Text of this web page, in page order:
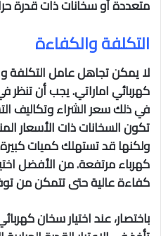
متعددة أو سخانات ذات قدرة
التكلفة والكفاءة
لا يمكن تجاهل عامل التكلفة
كهربائي اماراتي. يجب أن تنظر
في ذلك سعر الشراء وتكاليف
تكون السخانات ذات الأسعار
ولكنها قد تستهلك كميات
كهرباء مرتفعة. من الأفضل
كفاءة عالية حتى تتمكن من
باختصار، عند اختيار سخان